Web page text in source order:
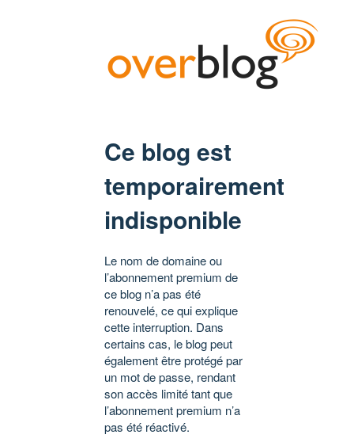
Ce blog est
temporairement
indisponible
Le nom de domaine ou
l’abonnement premium de
ce blog n’a pas été
renouvelé, ce qui explique
cette interruption. Dans
certains cas, le blog peut
également être protégé par
un mot de passe, rendant
son accès limité tant que
l’abonnement premium n’a
pas été réactivé.